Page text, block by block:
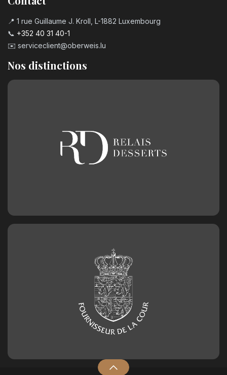
📍 1 rue Guillaume J. Kroll, L-1882 Luxembourg
📞 +352 40 31 40-1
✉️ serviceclient@oberweis.lu
Nos distinctions